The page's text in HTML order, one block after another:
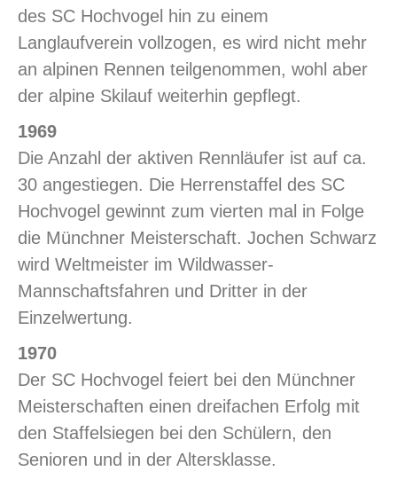
des SC Hochvogel hin zu einem
Langlaufverein vollzogen, es wird nicht mehr
an alpinen Rennen teilgenommen, wohl aber
der alpine Skilauf weiterhin gepflegt.
1969
Die Anzahl der aktiven Rennläufer ist auf ca.
30 angestiegen. Die Herrenstaffel des SC
Hochvogel gewinnt zum vierten mal in Folge
die Münchner Meisterschaft. Jochen Schwarz
wird Weltmeister im Wildwasser-
Mannschaftsfahren und Dritter in der
Einzelwertung.
1970
Der SC Hochvogel feiert bei den Münchner
Meisterschaften einen dreifachen Erfolg mit
den Staffelsiegen bei den Schülern, den
Senioren und in der Altersklasse.